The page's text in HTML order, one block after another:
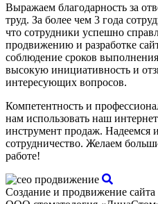
Выражаем благодарность за
труд. За более чем 3 года
что сотрудники успешно
продвижению и разработке
соблюдение сроков
высокую инициативность и
интересующих вопросов.
Компетентность и
нам использовать наш
инструмент продаж. Надеемся
сотрудничество. Желаем
работе!
Создание и продвижение сайта